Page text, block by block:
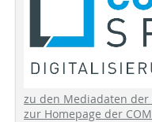
zu den Mediadaten der
zur Homepage der